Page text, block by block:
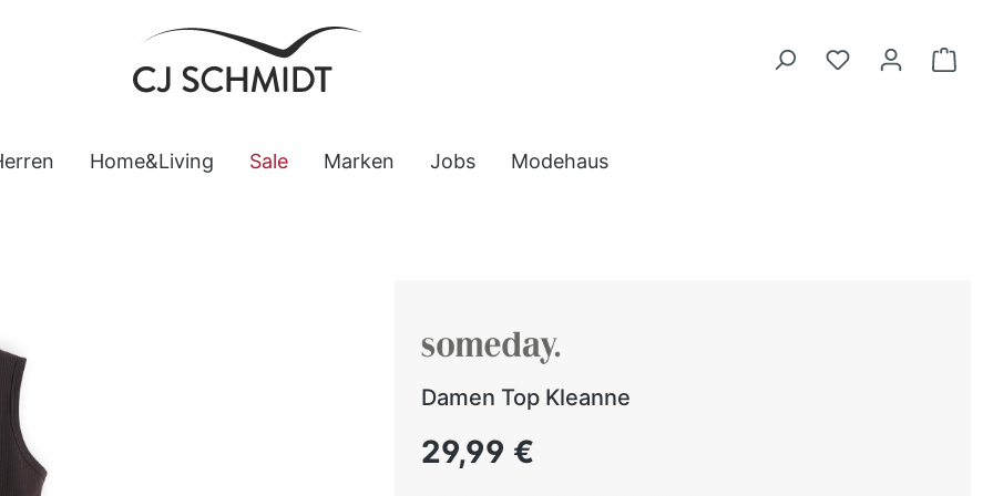
Home&Living Sale Marken Jobs Modehaus
Damen Top Kleanne
Regulärer Preis:
29,99 €